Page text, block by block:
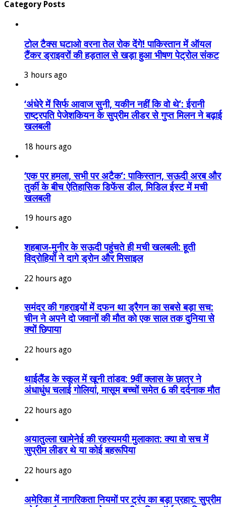
Category Posts
टोल टैक्स घटाओ वरना तेल रोक देंगे! पाकिस्तान में ऑयल
टैंकर ड्राइवरों की हड़ताल से खड़ा हुआ भीषण पेट्रोल संकट
3 hours ago
‘अंधेरे में सिर्फ आवाज सुनी, यकीन नहीं कि वो थे’: ईरानी
राष्ट्रपति पेजेशकियन के सुप्रीम लीडर से गुप्त मिलन ने बढ़ाई
खलबली
18 hours ago
‘एक पर हमला, सभी पर अटैक’: पाकिस्तान, सऊदी अरब और
तुर्की के बीच ऐतिहासिक डिफेंस डील, मिडिल ईस्ट में मची
खलबली
19 hours ago
शहबाज-मुनीर के सऊदी पहुंचते ही मची खलबली: हूती
विद्रोहियों ने दागे ड्रोन और मिसाइल
22 hours ago
समंदर की गहराइयों में दफन था ड्रैगन का सबसे बड़ा सच:
चीन ने अपने दो जवानों की मौत को एक साल तक दुनिया से
क्यों छिपाया
22 hours ago
थाईलैंड के स्कूल में खूनी तांडव: 9वीं क्लास के छात्र ने
अंधाधुंध चलाई गोलियां, मासूम बच्चों समेत 6 की दर्दनाक मौत
22 hours ago
अयातुल्ला खामेनेई की रहस्यमयी मुलाकात: क्या वो सच में
सुप्रीम लीडर थे या कोई बहरूपिया
22 hours ago
अमेरिका में नागरिकता नियमों पर ट्रंप का बड़ा प्रहार: सुप्रीम